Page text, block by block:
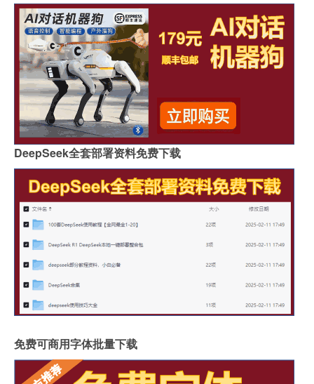
DeepSeek全套部署资料免费下载
免费可商用字体批量下载